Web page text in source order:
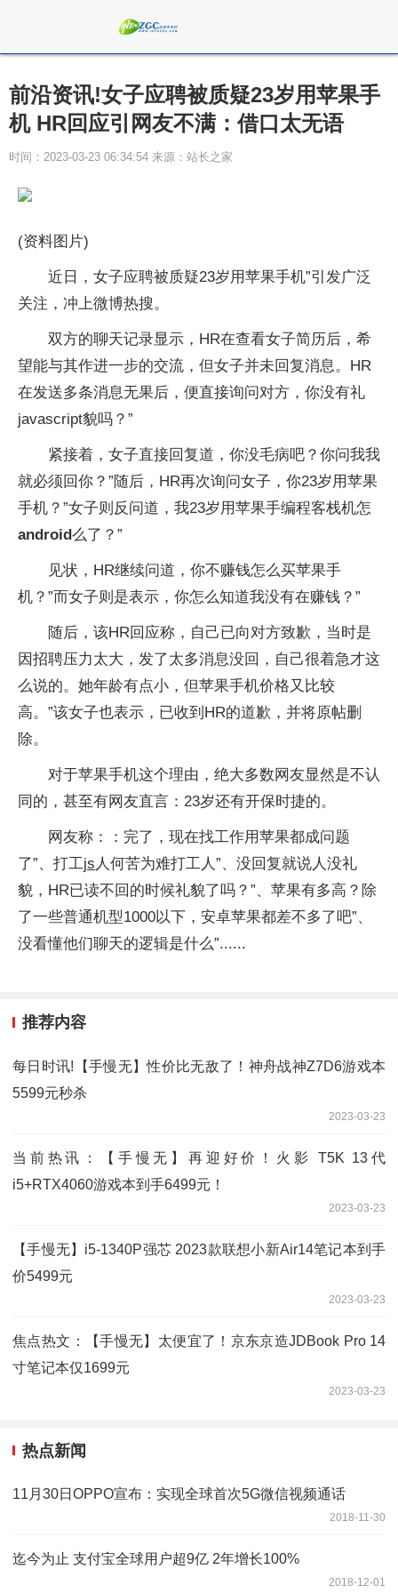
前沿资讯!女子应聘被质疑23岁用苹果手
机 HR回应引网友不满：借口太无语
时间：2023-03-23 06:34:54 来源：站长之家
(资料图片)
近日，女子应聘被质疑23岁用苹果手机”引发广泛
关注，冲上微博热搜。
双方的聊天记录显示，HR在查看女子简历后，希
望能与其作进一步的交流，但女子并未回复消息。HR
在发送多条消息无果后，便直接询问对方，你没有礼
javascript貌吗？”
紧接着，女子直接回复道，你没毛病吧？你问我我
就必须回你？”随后，HR再次询问女子，你23岁用苹果
手机？”女子则反问道，我23岁用苹果手编程客栈机怎
android么了？”
见状，HR继续问道，你不赚钱怎么买苹果手
机？”而女子则是表示，你怎么知道我没有在赚钱？”
随后，该HR回应称，自己已向对方致歉，当时是
因招聘压力太大，发了太多消息没回，自己很着急才这
么说的。她年龄有点小，但苹果手机价格又比较
高。”该女子也表示，已收到HR的道歉，并将原帖删
除。
对于苹果手机这个理由，绝大多数网友显然是不认
同的，甚至有网友直言：23岁还有开保时捷的。
网友称：：完了，现在找工作用苹果都成问题
了”、打工js 人何苦为难打工人”、没回复就说人没礼
貌，HR已读不回的时候礼貌了吗？”、苹果有多高？除
了一些普通机型1000以下，安卓苹果都差不多了吧”、
没看懂他们聊天的逻辑是什么”......
推荐内容
每日时讯!【手慢无】性价比无敌了！神舟战神Z7D6游戏本
5599元秒杀
2023-03-23
当前热讯：【手慢无】再迎好价！火影 T5K 13代
i5+RTX4060游戏本到手6499元！
2023-03-23
【手慢无】i5-1340P强芯 2023款联想小新Air14笔记本到手
价5499元
2023-03-23
焦点热文：【手慢无】太便宜了！京东京造JDBook Pro 14
寸笔记本仅1699元
2023-03-23
热点新闻
11月30日OPPO宣布：实现全球首次5G微信视频通话
2018-11-30
迄今为止 支付宝全球用户超9亿 2年增长100%
2018-12-01